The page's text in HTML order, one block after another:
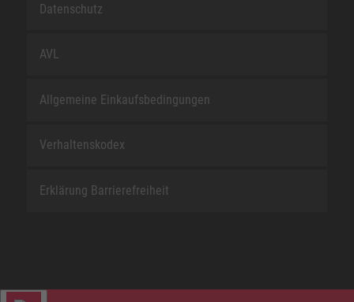
Datenschutz
AVL
Allgemeine Einkaufsbedingungen
Verhaltenskodex
Erklärung Barrierefreiheit